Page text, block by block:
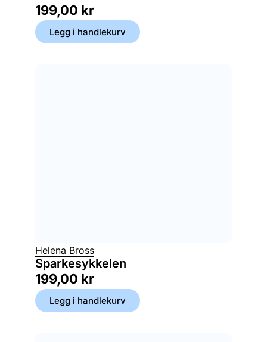
199,00 kr
Legg i handlekurv
Helena Bross
Sparkesykkelen
199,00 kr
Legg i handlekurv